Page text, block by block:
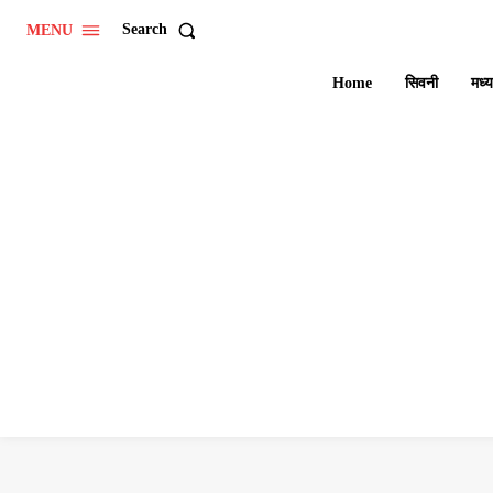
MENU Search
Home सिवनी